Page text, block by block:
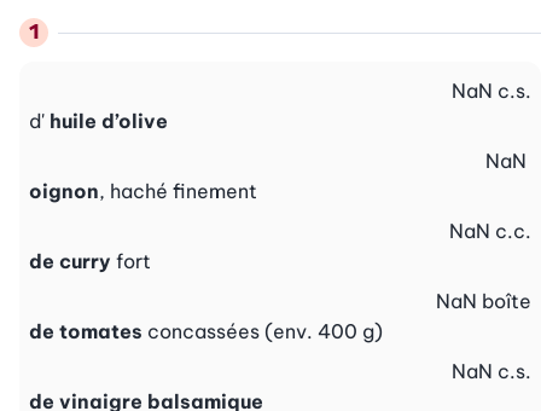
d' huile d’olive
NaN c.s.
oignon, haché finement
NaN
de curry fort
NaN c.c.
de tomates concassées (env. 400 g)
NaN boîte
de vinaigre balsamique
NaN c.s.